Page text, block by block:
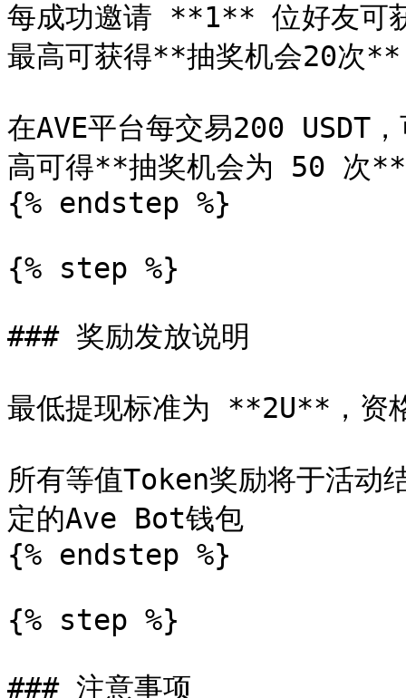
每成功邀请 **1** 位好友可
最高可获得**抽奖机会20次**
在AVE平台每交易200
高可得**抽奖机会为 50 次**
{% endstep %}
{% step %}
### 奖励发放说明
最低提现标准为 **2U**，资
所有等值Token奖励将于活动
定的Ave Bot钱包
{% endstep %}
{% step %}
### 注意事项